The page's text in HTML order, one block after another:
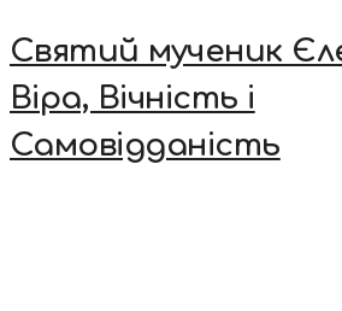
Святий мученик
Віра, Вічність і
Самовідданість